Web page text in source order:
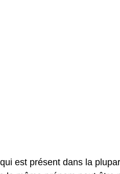
est présent dans la